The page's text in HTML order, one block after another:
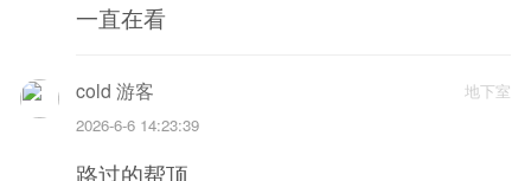
一直在看
地下室
cold 游客
2026-6-6 14:23:39
路过的帮顶